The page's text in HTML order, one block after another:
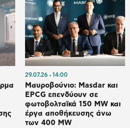
29.07.26 14:00
Μαυροβούνιο: Masdar και
EPCG επενδύουν σε
φωτοβολταϊκά 150 MW και
έργα αποθήκευσης άνω
των 400 MW